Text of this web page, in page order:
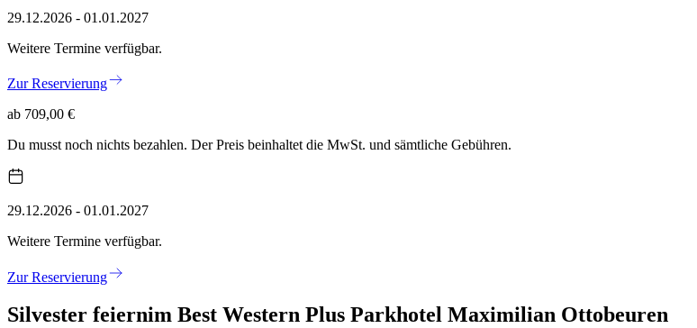
29.12.2026 - 01.01.2027
Weitere Termine verfügbar.
Zur Reservierung
ab 709,00 €
Du musst noch nichts bezahlen. Der Preis beinhaltet die MwSt. und sämtliche Gebühren.
29.12.2026 - 01.01.2027
Weitere Termine verfügbar.
Zur Reservierung
Silvester feiernim Best Western Plus Parkhotel Maximilian Ottobeuren